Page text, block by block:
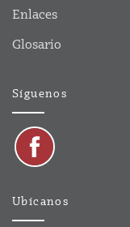
Enlaces
Glosario
Síguenos
Ubícanos